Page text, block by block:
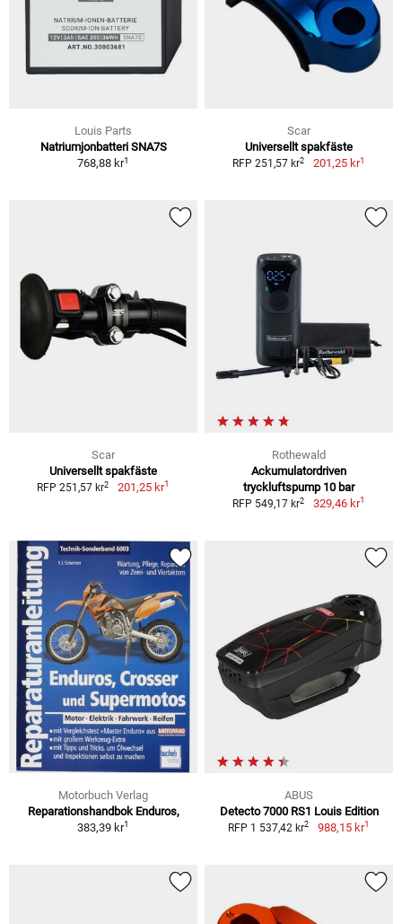
Louis Parts
Natriumjonbatteri SNA7S
768,88 kr1
Scar
Universellt spakfäste
RFP 251,57 kr2 201,25 kr1
Scar
Universellt spakfäste
RFP 251,57 kr2 201,25 kr1
Rothewald
Ackumulatordriven
tryckluftspump 10 bar
RFP 549,17 kr2 329,46 kr1
Motorbuch Verlag
Reparationshandbok Enduros,
383,39 kr1
ABUS
Detecto 7000 RS1 Louis Edition
RFP 1 537,42 kr2 988,15 kr1